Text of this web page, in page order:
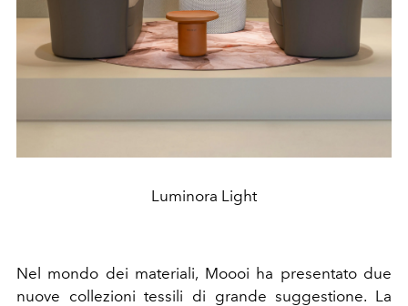
Luminora Light
Nel mondo dei materiali, Moooi ha presentato due
nuove collezioni tessili di grande suggestione. La